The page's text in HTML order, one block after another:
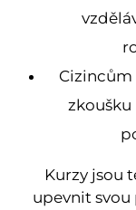
Cizincům
Kurzy jsou
upevnit svou